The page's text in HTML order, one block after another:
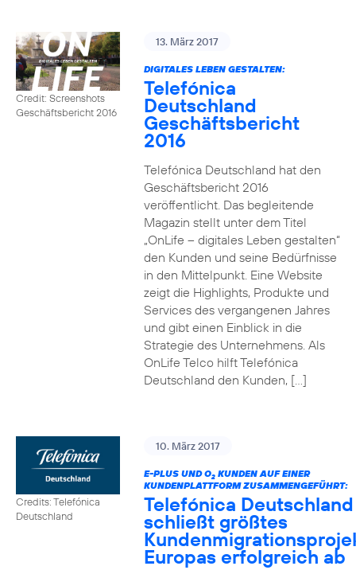
Credit: Screenshots
Geschäftsbericht 2016
13. März 2017
DIGITALES LEBEN GESTALTEN:
Telefónica
Deutschland
Geschäftsbericht
2016
Telefónica Deutschland hat den
Geschäftsbericht 2016
veröffentlicht. Das begleitende
Magazin stellt unter dem Titel
„OnLife – digitales Leben gestalten“
den Kunden und seine Bedürfnisse
in den Mittelpunkt. Eine Website
zeigt die Highlights, Produkte und
Services des vergangenen Jahres
und gibt einen Einblick in die
Strategie des Unternehmens. Als
OnLife Telco hilft Telefónica
Deutschland den Kunden, […]
Credits: Telefónica
Deutschland
10. März 2017
E-PLUS UND O2KUNDEN AUF EINER
KUNDENPLATTFORM ZUSAMMENGEFÜHRT:
Telefónica Deutschland
schließt größtes
Europas erfolgreich ab